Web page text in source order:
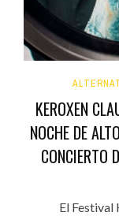
KEROXEN
NOCHE DE
CONCIERTO
El Festival